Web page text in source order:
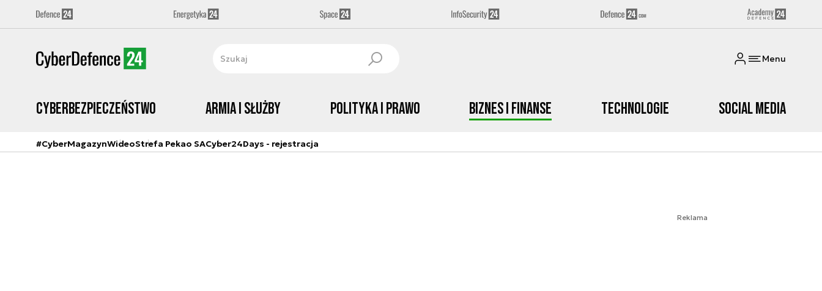
Menu
Cyberbezpieczeństwo Armia i Służby Polityka i prawo Biznes i Finanse Technologie Social media
#CyberMagazynWideoStrefa Pekao SACyber24Days - rejestracja
Reklama